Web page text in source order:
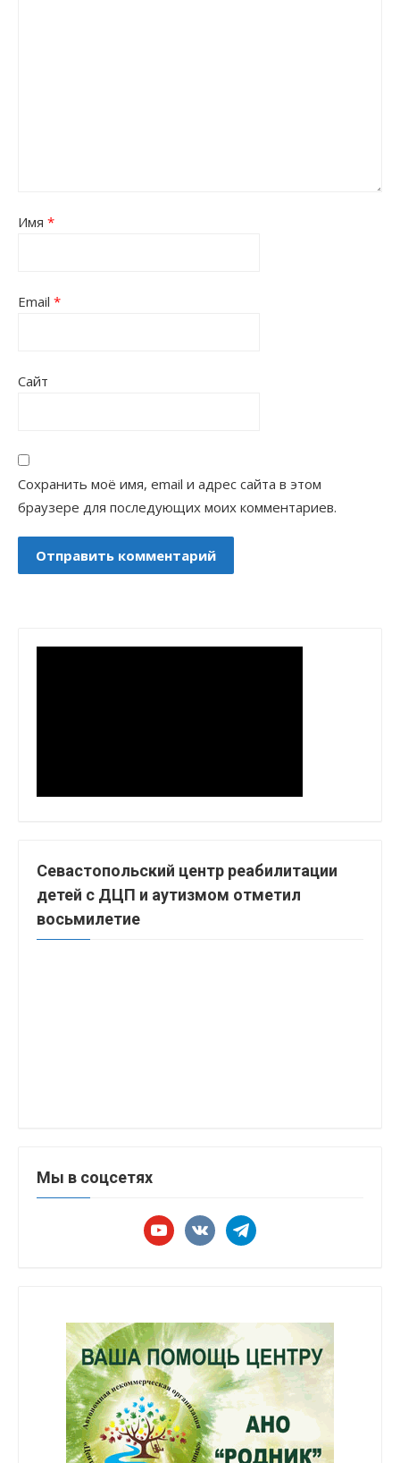
Имя *
Email *
Сайт
Сохранить моё имя, email и адрес сайта в этом
браузере для последующих моих комментариев.
Севастопольский центр реабилитации
детей с ДЦП и аутизмом отметил
восьмилетие
Мы в соцсетях
youtubevkontaktetelegram